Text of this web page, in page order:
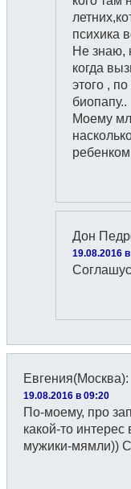
психика
Не знаю,
когда
этого ,
биопапу..
Моему
Дон
19.08.2016
Евгения(Москва):
19.08.2016 в 09:20
По-моему, про
какой-то
мужики-мямли))